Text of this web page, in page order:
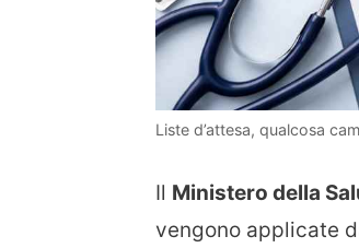
Liste d’attesa, qualcosa
Il Ministero della
vengono applicate